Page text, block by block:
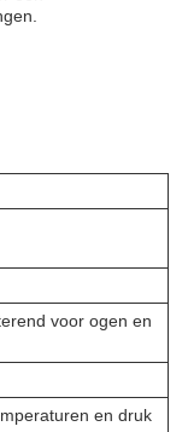
voor ogen en
en druk